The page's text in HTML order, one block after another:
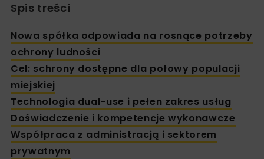
Spis treści
Nowa spółka odpowiada na rosnące potrzeby
ochrony ludności
Cel: schrony dostępne dla połowy populacji
miejskiej
Technologia dual-use i pełen zakres usług
Doświadczenie i kompetencje wykonawcze
Współpraca z administracją i sektorem
prywatnym